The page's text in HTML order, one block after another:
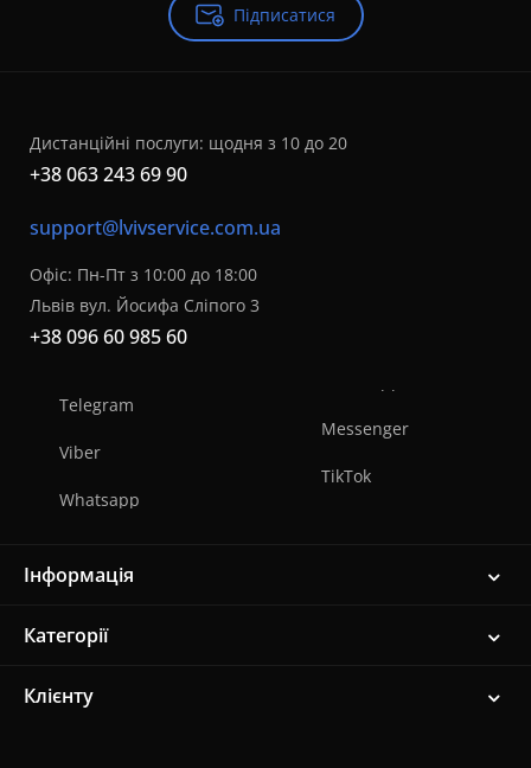
Підписатися
Дистанційні послуги: щодня з 10 до 20
+38 063 243 69 90
support@lvivservice.com.ua
Офіс: Пн-Пт з 10:00 до 18:00
Львів вул. Йосифа Сліпого 3
+38 096 60 985 60
Telegram
Viber
Whatsapp
Messenger
TikTok
Інформація
Категорії
Клієнту